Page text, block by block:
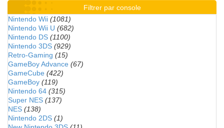
Filtrer par console
Nintendo Wii (1081)
Nintendo Wii U (682)
Nintendo DS (1100)
Nintendo 3DS (929)
Retro-Gaming (15)
GameBoy Advance (67)
GameCube (422)
GameBoy (119)
Nintendo 64 (315)
Super NES (137)
NES (138)
Nintendo 2DS (1)